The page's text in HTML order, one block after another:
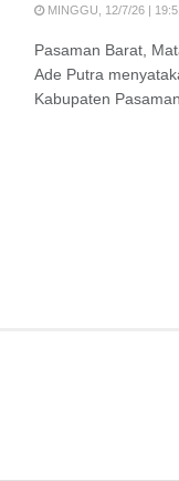
MINGGU, 12/7/26 |
Pasaman Barat,
Ade Putra
Kabupaten